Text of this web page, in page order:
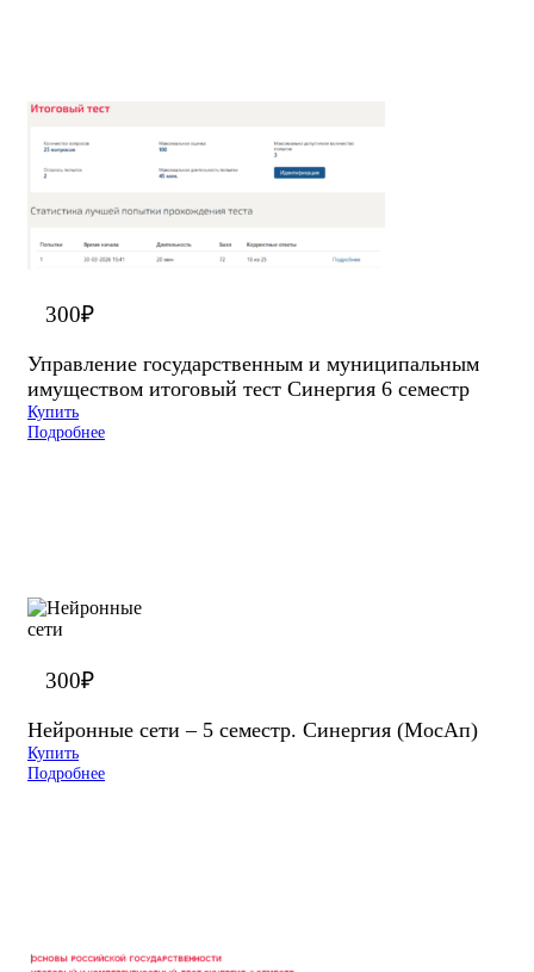
300₽
Управление государственным и муниципальным
имуществом итоговый тест Синергия 6 семестр
Купить
Подробнее
300₽
Нейронные сети – 5 семестр. Синергия (МосАп)
Купить
Подробнее